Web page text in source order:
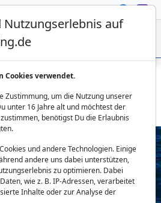
- Yacht Goldeneye Chartern
Nutzungserlebnis auf
Cookies verwendet.
Zustimmung, um die Nutzung unserer
unter 16 Jahre alt und möchtest der
benötigst Du die Erlaubnis
und andere Technologien. Einige
andere uns dabei unterstützen,
zu optimieren. Dabei
wie z. B. IP-Adressen, verarbeitet
Inhalte oder zur Analyse der